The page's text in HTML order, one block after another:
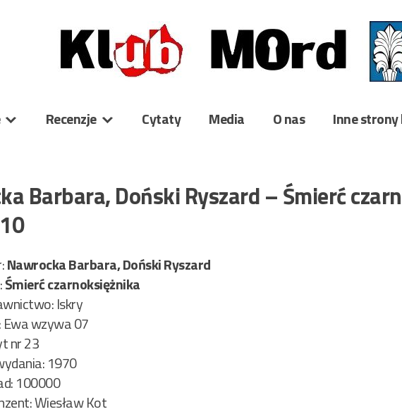
Recenzje Cytaty Media O nas Inne
Barbara, Doński Ryszard – Śmierć
Nawrocka Barbara, Doński Ryszard
Śmierć czarnoksiężnika
Iskry
Ewa wzywa 07
nr 23
1970
100000
Wiesław Kot